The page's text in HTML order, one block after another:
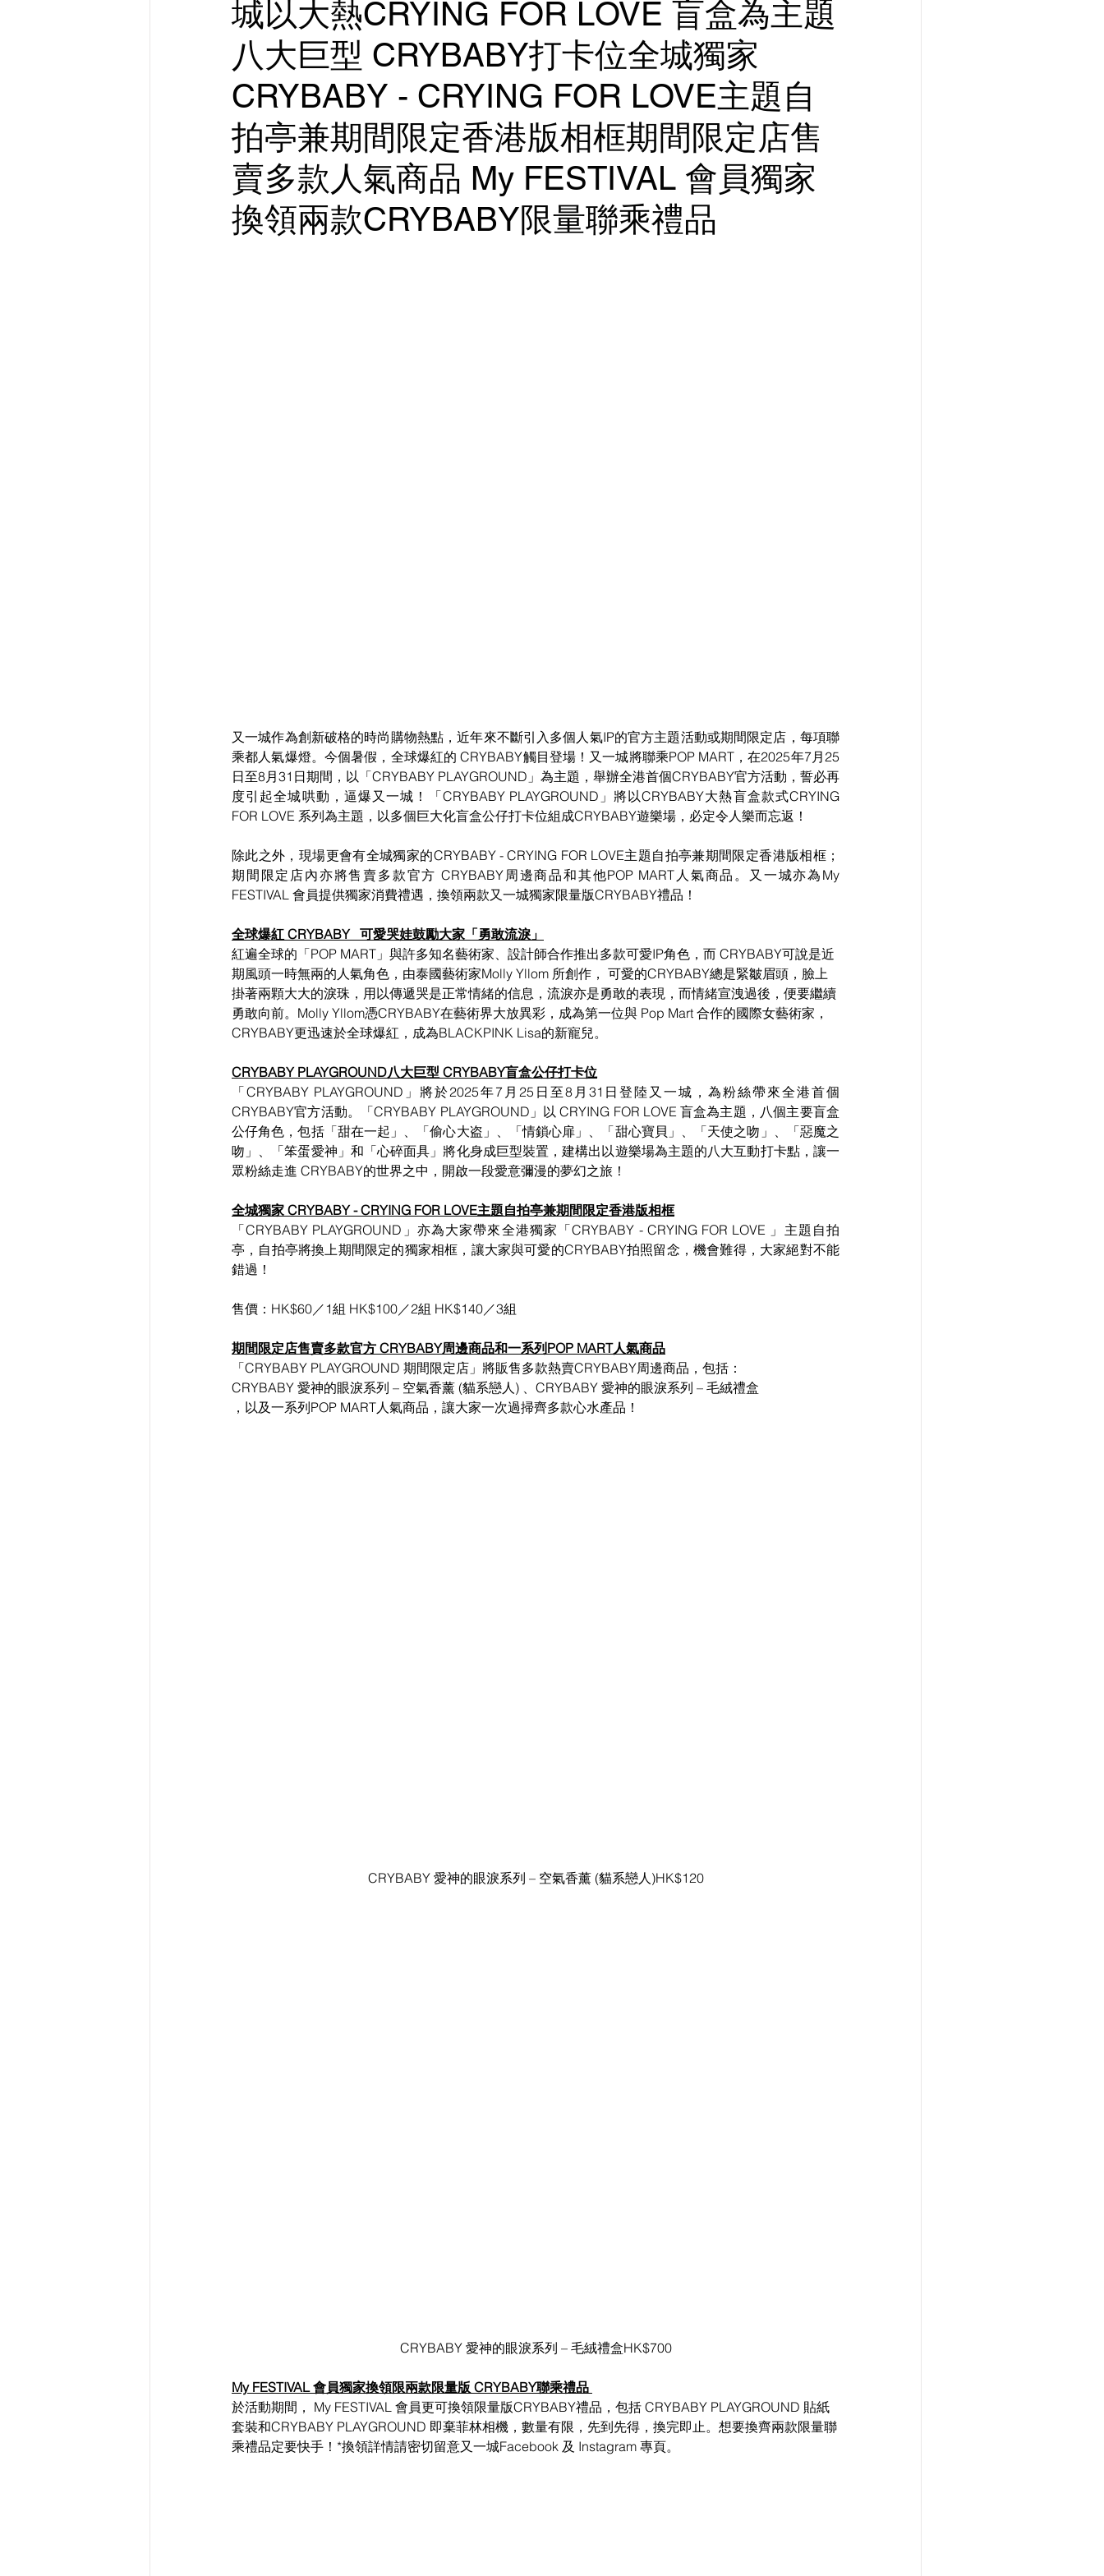
城以大熱CRYING FOR LOVE 盲盒為主題
八大巨型 CRYBABY打卡位全城獨家
CRYBABY - CRYING FOR LOVE主題自
拍亭兼期間限定香港版相框期間限定店售
賣多款人氣商品 My FESTIVAL 會員獨家
換領兩款CRYBABY限量聯乘禮品
又一城作為創新破格的時尚購物熱點，近年來不斷引入多個人氣IP的官方主題活動或期間限定店，每項聯
乘都人氣爆燈。今個暑假，全球爆紅的 CRYBABY觸目登場！又一城將聯乘POP MART，在2025年7月25
日至8月31日期間，以「CRYBABY PLAYGROUND 」為主題，舉辦全港首個CRYBABY官方活動，誓必再
度引起全城哄動，逼爆又一城！「CRYBABY PLAYGROUND 」將以CRYBABY大熱盲盒款式CRYING
FOR LOVE 系列為主題，以多個巨大化盲盒公仔打卡位組成CRYBABY遊樂場，必定令人樂而忘返！
除此之外，現場更會有全城獨家的CRYBABY - CRYING FOR LOVE主題自拍亭兼期間限定香港版相框；
期間限定店內亦將售賣多款官方 CRYBABY周邊商品和其他POP MART人氣商品。又一城亦為My
FESTIVAL 會員提供獨家消費禮遇，換領兩款又一城獨家限量版CRYBABY禮品！
全球爆紅 CRYBABY   可愛哭娃鼓勵大家「勇敢流淚」
紅遍全球的「POP MART」與許多知名藝術家、設計師合作推出多款可愛IP角色，而 CRYBABY可說是近
期風頭一時無兩的人氣角色，由泰國藝術家Molly Yllom 所創作， 可愛的CRYBABY總是緊皺眉頭，臉上
掛著兩顆大大的淚珠，用以傳遞哭是正常情緒的信息，流淚亦是勇敢的表現，而情緒宣洩過後，便要繼續
勇敢向前。Molly Yllom憑CRYBABY在藝術界大放異彩，成為第一位與 Pop Mart 合作的國際女藝術家，
CRYBABY更迅速於全球爆紅，成為BLACKPINK Lisa的新寵兒。
CRYBABY PLAYGROUND八大巨型 CRYBABY盲盒公仔打卡位
「CRYBABY PLAYGROUND」將於2025年7月25日至8月31日登陸又一城，為粉絲帶來全港首個
CRYBABY官方活動。「CRYBABY PLAYGROUND」以 CRYING FOR LOVE 盲盒為主題，八個主要盲盒
公仔角色，包括「甜在一起」、「偷心大盗」、「情鎖心扉」、「甜心寶貝」、「天使之吻」、「惡魔之
吻」、「笨蛋愛神」和「心碎面具」將化身成巨型裝置，建構出以遊樂場為主題的八大互動打卡點，讓一
眾粉絲走進 CRYBABY的世界之中，開啟一段愛意彌漫的夢幻之旅！
全城獨家 CRYBABY - CRYING FOR LOVE主題自拍亭兼期間限定香港版相框
「CRYBABY PLAYGROUND」亦為大家帶來全港獨家「CRYBABY - CRYING FOR LOVE 」主題自拍
亭，自拍亭將換上期間限定的獨家相框，讓大家與可愛的CRYBABY拍照留念，機會難得，大家絕對不能
錯過！
售價：HK$60／1組 HK$100／2組 HK$140／3組
期間限定店售賣多款官方 CRYBABY周邊商品和一系列POP MART人氣商品
「CRYBABY PLAYGROUND 期間限定店」將販售多款熱賣CRYBABY周邊商品，包括：
CRYBABY 愛神的眼淚系列 – 空氣香薰 (貓系戀人) 、CRYBABY 愛神的眼淚系列 – 毛絨禮盒
，以及一系列POP MART人氣商品，讓大家一次過掃齊多款心水產品！
CRYBABY 愛神的眼淚系列 – 空氣香薰 (貓系戀人)HK$120
CRYBABY 愛神的眼淚系列 – 毛絨禮盒HK$700
My FESTIVAL 會員獨家換領限兩款限量版 CRYBABY聯乘禮品
於活動期間， My FESTIVAL 會員更可換領限量版CRYBABY禮品，包括 CRYBABY PLAYGROUND 貼紙
套裝和CRYBABY PLAYGROUND 即棄菲林相機，數量有限，先到先得，換完即止。想要換齊兩款限量聯
乘禮品定要快手！*換領詳情請密切留意又一城Facebook 及 Instagram 專頁。